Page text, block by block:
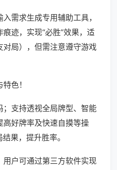
需求生成专用辅助工具，
迹，实现“必胜”效果，适
对局），但需注意遵守游戏
色！
；支持透视全局牌型、智能
高好牌率及快速自摸等操
果，提升胜率。
户可通过第三方软件实现